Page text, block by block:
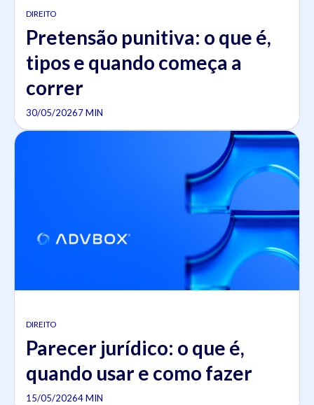
DIREITO
Pretensão punitiva: o que é,
tipos e quando começa a
correr
30/05/20267 MIN
DIREITO
Parecer jurídico: o que é,
quando usar e como fazer
15/05/20264 MIN